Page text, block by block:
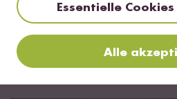
25 min Vegetarisch
Wintersalat mit Quinoa,
Essentielle
Alle